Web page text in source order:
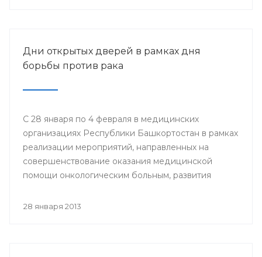
Дни открытых дверей в рамках дня
борьбы против рака
С 28 января по 4 февраля в медицинских
организациях Республики Башкортостан в рамках
реализации мероприятий, направленных на
совершенствование оказания медицинской
помощи онкологическим больным, развития
поддержки инициативы «Международного союза
28 января 2013